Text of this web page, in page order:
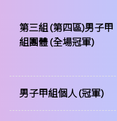
第三組 (第四區)男子甲
組團體 (全場冠軍)
男子甲組個人 (冠軍)